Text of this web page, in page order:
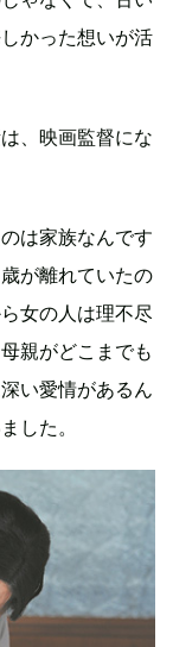
かった想いが活
、映画監督にな
は家族なんです
が離れていたの
女の人は理不尽
親がどこまでも
い愛情があるん
した。